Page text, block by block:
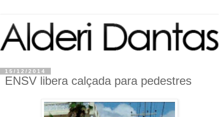
15/12/2014
ENSV libera calçada para pedestres